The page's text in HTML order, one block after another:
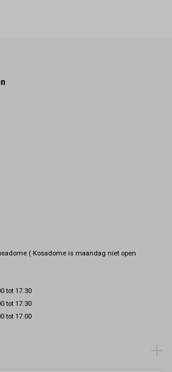
( Kosadome is maandag niet open
tot 17.30
tot 17.30
tot 17.00